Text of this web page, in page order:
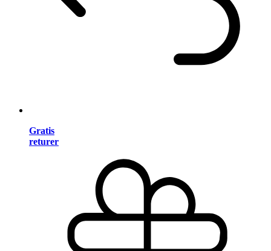
Gratis
returer